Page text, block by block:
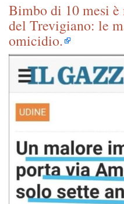
Bimbo di 10 mesi
del Trevigiano: le
omicidio.